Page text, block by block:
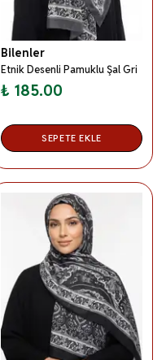
Bilenler
Etnik Desenli Pamuklu Şal Gri
₺ 185.00
SEPETE EKLE